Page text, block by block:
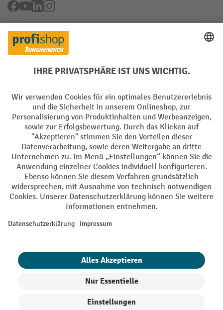
Facebook
YouTubeLinkedIn
Rücknahme-Services
Elektrogeräte Rückname
Batterie Rückname
AGB Impressum Datenschutz
Barrierefreiheit Grounding Page Privacy Settings
Alle Preise exkl. gesetzl. Mehrwertsteuer zzgl.Versandkosten und ggf.
Nachnahmegebühren, wenn nicht anders angegeben.
¹ Der Rabatt gilt so lange der Vorrat reicht. Der Rabatt gilt nicht auf
Erstregistrierung für den Newsletter gewährt. Der Gutschein ist 10
Tage gültig und kann ab einem Netto-Bestellwert von 250,- € online
eingelöst werden. Die Höhe des Rabatts variiert je nach
Arbeitsschutz | 5% auf Werkstatt, Betrieb, Transport, Stapeln und